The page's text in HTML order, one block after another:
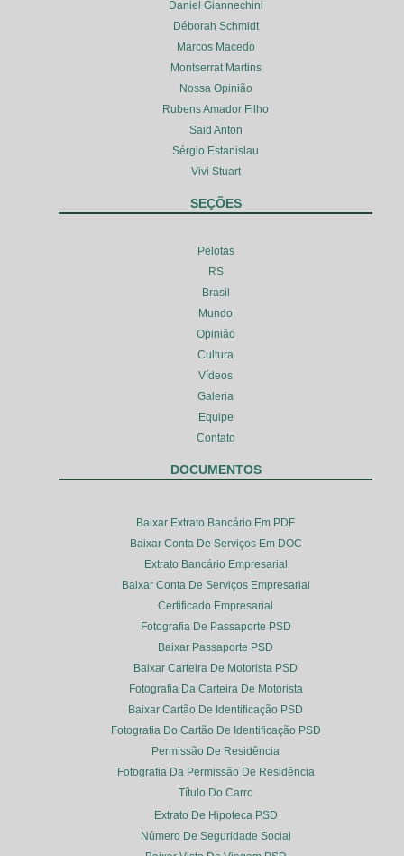
Daniel Giannechini
Déborah Schmidt
Marcos Macedo
Montserrat Martins
Nossa Opinião
Rubens Amador Filho
Said Anton
Sérgio Estanislau
Vivi Stuart
SEÇÕES
Pelotas
RS
Brasil
Mundo
Opinião
Cultura
Vídeos
Galeria
Equipe
Contato
DOCUMENTOS
Baixar Extrato Bancário Em PDF
Baixar Conta De Serviços Em DOC
Extrato Bancário Empresarial
Baixar Conta De Serviços Empresarial
Certificado Empresarial
Fotografia De Passaporte PSD
Baixar Passaporte PSD
Baixar Carteira De Motorista PSD
Fotografia Da Carteira De Motorista
Baixar Cartão De Identificação PSD
Fotografia Do Cartão De Identificação PSD
Permissão De Residência
Fotografia Da Permissão De Residência
Título Do Carro
Extrato De Hipoteca PSD
Número De Seguridade Social